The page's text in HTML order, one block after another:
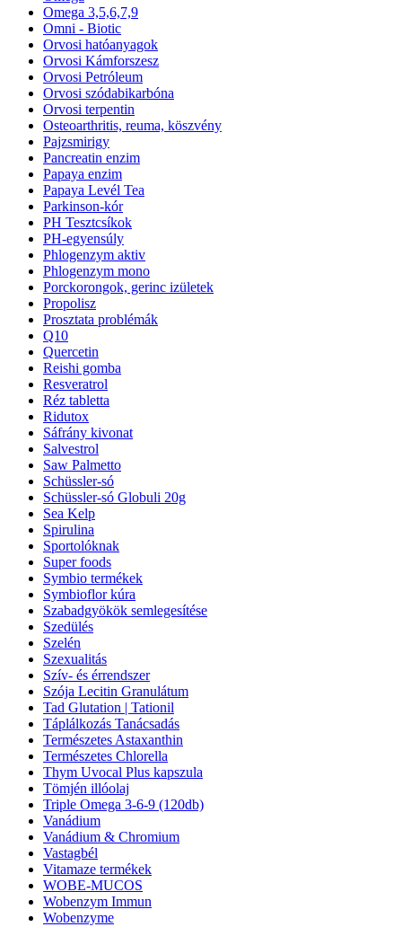
Omega 3,5,6,7,9
Omni - Biotic
Orvosi hatóanyagok
Orvosi Kámforszesz
Orvosi Petróleum
Orvosi szódabikarbóna
Orvosi terpentin
Osteoarthritis, reuma, köszvény
Pajzsmirigy
Pancreatin enzim
Papaya enzim
Papaya Levél Tea
Parkinson-kór
PH Tesztcsíkok
PH-egyensúly
Phlogenzym aktiv
Phlogenzym mono
Porckorongok, gerinc izületek
Propolisz
Prosztata problémák
Q10
Quercetin
Reishi gomba
Resveratrol
Réz tabletta
Ridutox
Sáfrány kivonat
Salvestrol
Saw Palmetto
Schüssler-só
Schüssler-só Globuli 20g
Sea Kelp
Spirulina
Sportolóknak
Super foods
Symbio termékek
Symbioflor kúra
Szabadgyökök semlegesítése
Szedülés
Szelén
Szexualitás
Szív- és érrendszer
Szója Lecitin Granulátum
Tad Glutation | Tationil
Táplálkozás Tanácsadás
Természetes Astaxanthin
Természetes Chlorella
Thym Uvocal Plus kapszula
Tömjén illóolaj
Triple Omega 3-6-9 (120db)
Vanádium
Vanádium & Chromium
Vastagbél
Vitamaze termékek
WOBE-MUCOS
Wobenzym Immun
Wobenzyme